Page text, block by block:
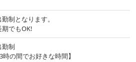
制となります。
でもOK!
勤制
時の間でお好きな時間】